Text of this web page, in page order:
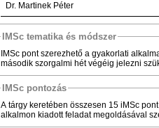
Dr. Martinek Péter
IMSc tematika és módszer
IMSc pont szerezhető a gyakorlati
második szorgalmi hét végéig jelezni
IMSc pontozás
A tárgy keretében összesen 15 iMSc
alkalmon kiadott feladat megoldásával